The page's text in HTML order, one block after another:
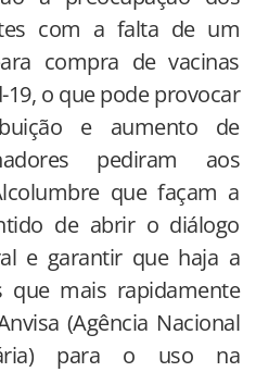
com a falta de um
compra de vacinas
o que pode provocar
e aumento de
pediram aos
que façam a
de abrir o diálogo
e garantir que haja a
que mais rapidamente
(Agência Nacional
para o uso na